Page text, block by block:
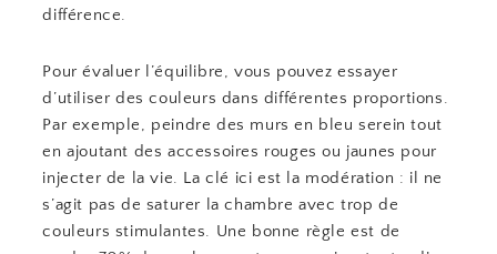
différence.
Pour évaluer l’équilibre, vous pouvez essayer
d’utiliser des couleurs dans différentes proportions.
Par exemple, peindre des murs en bleu serein tout
en ajoutant des accessoires rouges ou jaunes pour
injecter de la vie. La clé ici est la modération : il ne
s’agit pas de saturer la chambre avec trop de
couleurs stimulantes. Une bonne règle est de